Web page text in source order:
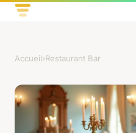
Accueil›Restaurant Bar